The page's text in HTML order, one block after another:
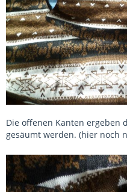
Die offenen Kanten ergeben
gesäumt werden. (hier noch